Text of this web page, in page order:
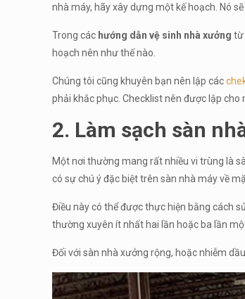
nhà máy, hãy xây dựng một kế hoạch. Nó
Trong các hướng dẫn vệ sinh nhà xưởng từ
hoạch nên như thế nào.
Chúng tôi cũng khuyên bạn nên lập các
phải khắc phục. Checklist nên được lập
2. Làm sạch sàn
Một nơi thường mang rất nhiều vi trùng là
có sự chú ý đặc biệt trên sàn nhà máy về
Điều này có thể được thực hiện bằng cách
thường xuyên ít nhất hai lần hoặc ba lần
Đối với sàn nhà xưởng rộng, hoặc nhiễm